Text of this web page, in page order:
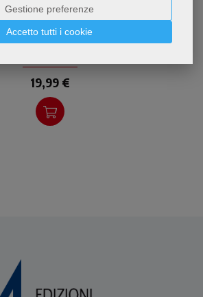
Accetto tutti i cookie
Gestione preferenze
Un volume dedicato alla
questione
dell'interculturalità nel suo
affrontata a partire dalle
tre dive
L'altro possibile
Giuseppe Manzato
19,99 €